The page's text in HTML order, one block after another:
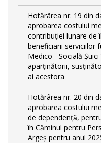
Hotărârea nr. 19 din
aprobarea costului
contribuției lunare de
beneficiarii serviciilor
Medico - Socială
aparținătorii,
ai acestora
Hotărârea nr. 20 din
aprobarea costului
de dependențǎ,
în Căminul pentru
Argeș pentru anul